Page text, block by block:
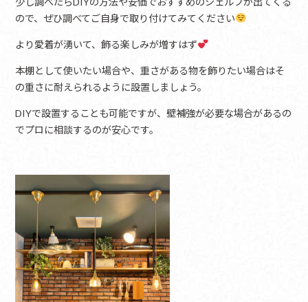
ので、ぜひ調べてご自身で取り付けてみてください
より愛着が湧いて、飾る楽しみが増すはず
本棚として使いたい場合や、重さがある物を飾りたい場合はそ
の重さに耐えられるように設置しましょう。
DIYで設置することも可能ですが、壁補強が必要な場合があるの
でプロに相談するのが安心です。